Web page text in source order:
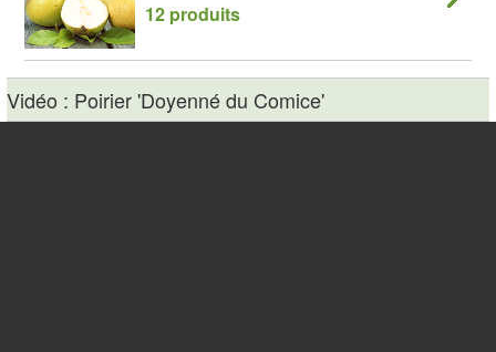
12 produits
Vidéo : Poirier 'Doyenné du Comice'